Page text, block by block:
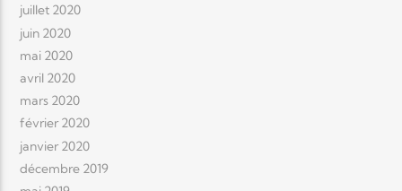
juillet 2020
juin 2020
mai 2020
avril 2020
mars 2020
février 2020
janvier 2020
décembre 2019